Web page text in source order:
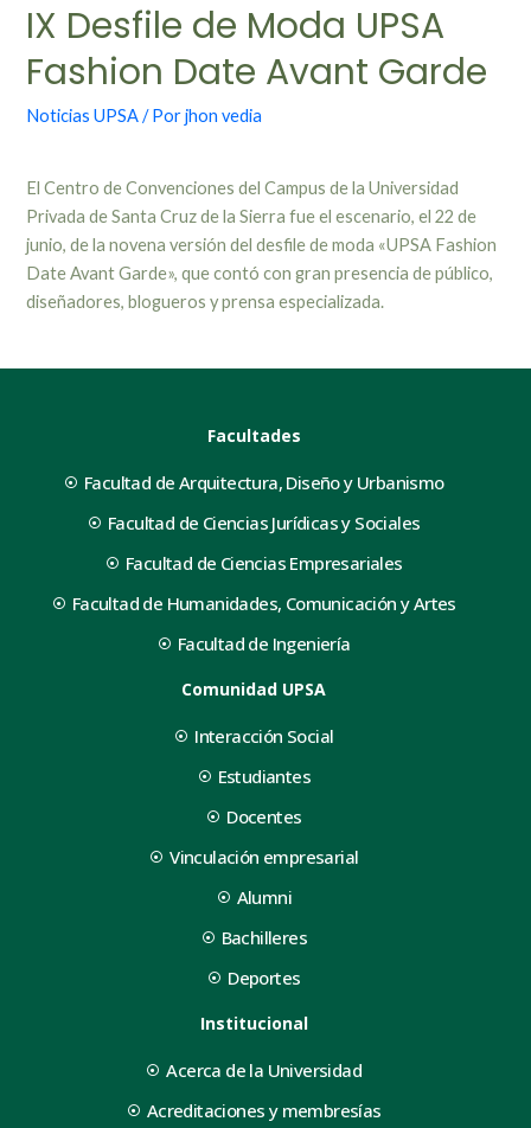
IX Desfile de Moda UPSA
Fashion Date Avant Garde
Noticias UPSA/ Porjhon vedia
El Centro de Convenciones del Campus de la Universidad
Privada de Santa Cruz de la Sierra fue el escenario, el 22 de
junio, de la novena versión del desfile de moda «UPSA Fashion
Date Avant Garde», que contó con gran presencia de público,
diseñadores, blogueros y prensa especializada.
Facultades
Facultad de Arquitectura, Diseño y Urbanismo
Facultad de Ciencias Jurídicas y Sociales
Facultad de Ciencias Empresariales
Facultad de Humanidades, Comunicación y Artes
Facultad de Ingeniería
Comunidad UPSA
Interacción Social
Estudiantes
Docentes
Vinculación empresarial
Alumni
Bachilleres
Deportes
Institucional
Acerca de la Universidad
Acreditaciones y membresías